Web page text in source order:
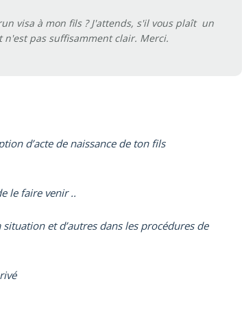
visa à mon fils ? J'attends, s'il vous plaît un
pas suffisamment clair. Merci.
d’acte de naissance de ton fils
le faire venir ..
et d’autres dans les procédures de